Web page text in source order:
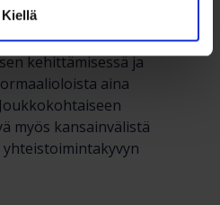
Kielläsymposiumissa nähtiin
merkitys
kehittämisessä ja
aina
myös kansainvälistä